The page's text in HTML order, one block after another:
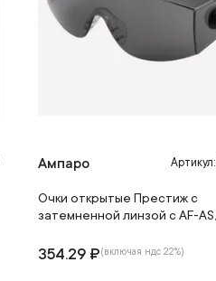
Ампаро Артикул:
Очки открытые Престиж с
затемненной линзой с AF-AS,
354.29 ₽(включая ндс 22%)